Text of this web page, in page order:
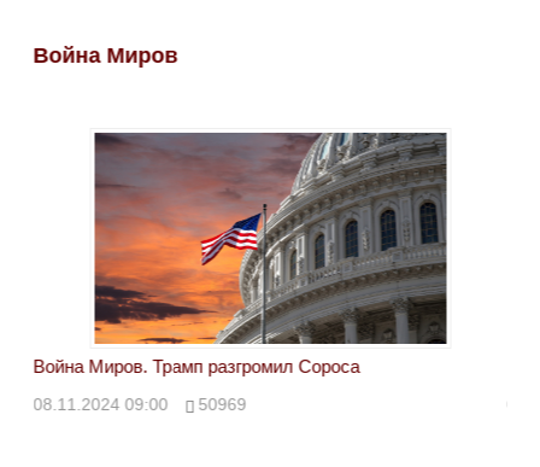
Война Миров
Война Миров. Трамп разгромил Сороса
08.11.2024 09:00 50969